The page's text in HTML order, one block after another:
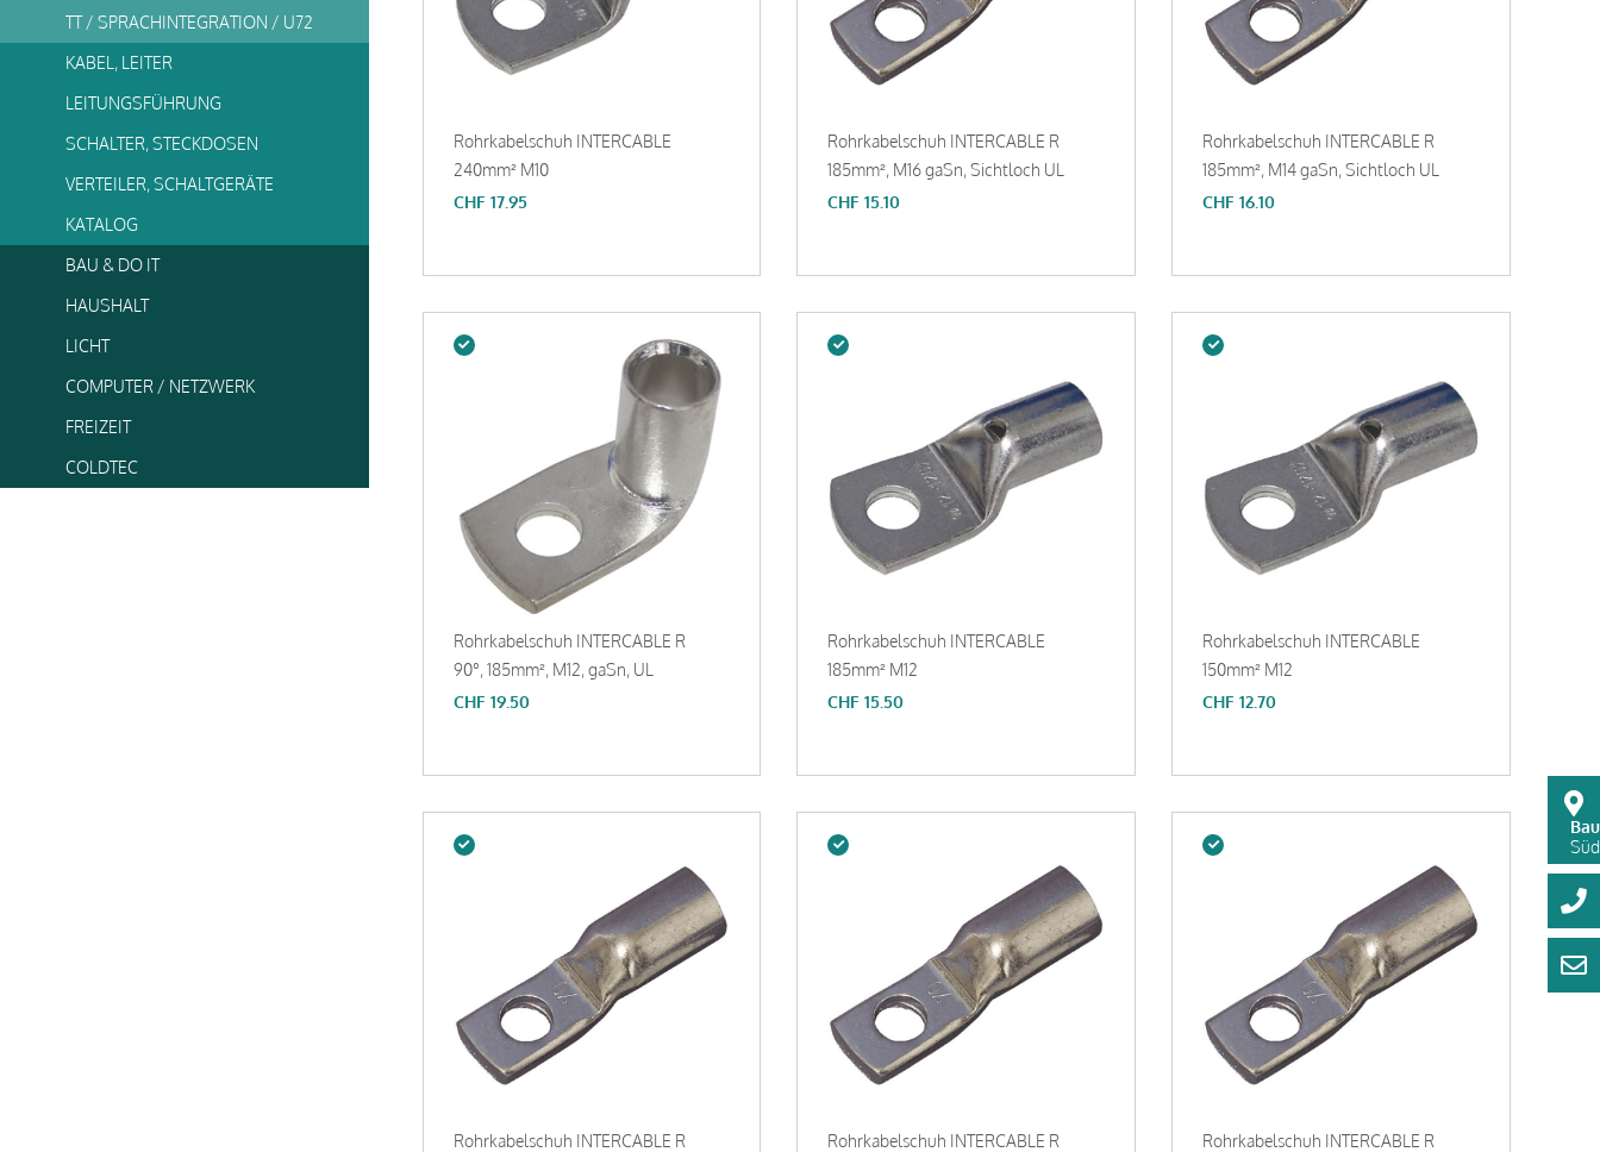
TT / SPRACHINTEGRATION / U72
KABEL, LEITER
LEITUNGSFÜHRUNG
SCHALTER, STECKDOSEN
VERTEILER, SCHALTGERÄTE
KATALOG
BAU & DO IT
HAUSHALT
LICHT
COMPUTER / NETZWERK
FREIZEIT
COLDTEC
Rohrkabelschuh INTERCABLE
240mm² M10
CHF 17.95
Rohrkabelschuh INTERCABLE R
185mm², M16 gaSn, Sichtloch UL
CHF15.10
Rohrkabelschuh INTERCABLE R
185mm², M14 gaSn, Sichtloch UL
CHF16.10
Rohrkabelschuh INTERCABLE R
90°, 185mm², M12, gaSn, UL
CHF 19.50
Rohrkabelschuh INTERCABLE
185mm² M12
CHF15.50
Rohrkabelschuh INTERCABLE
150mm² M12
CHF12.70
Rohrkabelschuh INTERCABLE R
Rohrkabelschuh INTERCABLE R
Rohrkabelschuh INTERCABLE R